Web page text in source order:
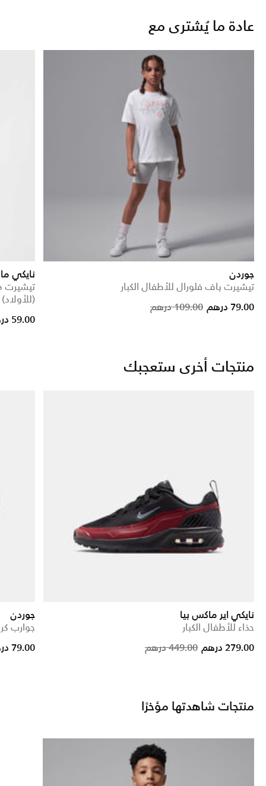
عادة ما يُشترى مع
جوردن
تيشيرت باف فلورال للأطفال الكبار
Price reduced109.00 درهم to 79.00 درهم
نايكي
تيشيرت
(للأولاد)
59.00 درهم
منتجات أخرى ستعجبك
نايكي اير ماكس بيا
حذاء للأطفال الكبار
Price
449.00 درهم to
279.00 درهم
جوردن
جوارب كرو
79.00 درهم
منتجات شاهدتها مؤخرًا